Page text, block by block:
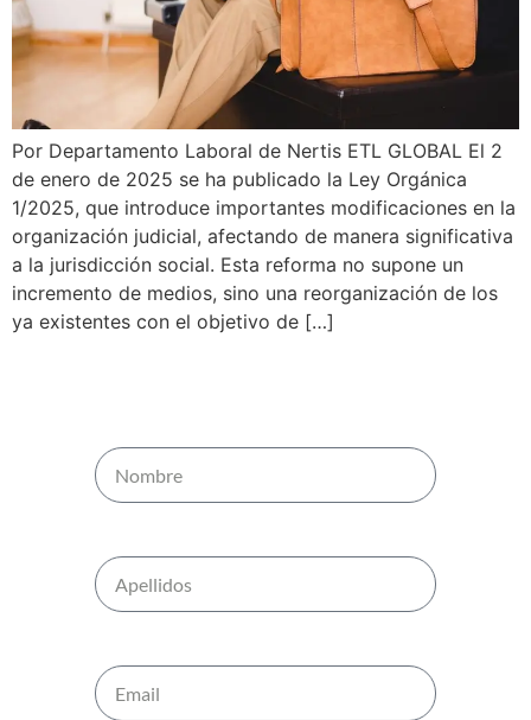
Por Departamento Laboral de Nertis ETL GLOBAL El 2
de enero de 2025 se ha publicado la Ley Orgánica
1/2025, que introduce importantes modificaciones en la
organización judicial, afectando de manera significativa
a la jurisdicción social. Esta reforma no supone un
incremento de medios, sino una reorganización de los
ya existentes con el objetivo de […]